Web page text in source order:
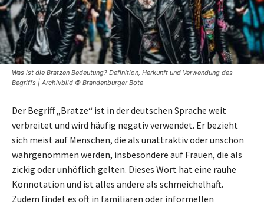
Was ist die Bratzen Bedeutung? Definition, Herkunft und Verwendung des
Begriffs | Archivbild © Brandenburger Bote
Der Begriff „Bratze“ ist in der deutschen Sprache weit
verbreitet und wird häufig negativ verwendet. Er bezieht
sich meist auf Menschen, die als unattraktiv oder unschön
wahrgenommen werden, insbesondere auf Frauen, die als
zickig oder unhöflich gelten. Dieses Wort hat eine rauhe
Konnotation und ist alles andere als schmeichelhaft.
Zudem findet es oft in familiären oder informellen